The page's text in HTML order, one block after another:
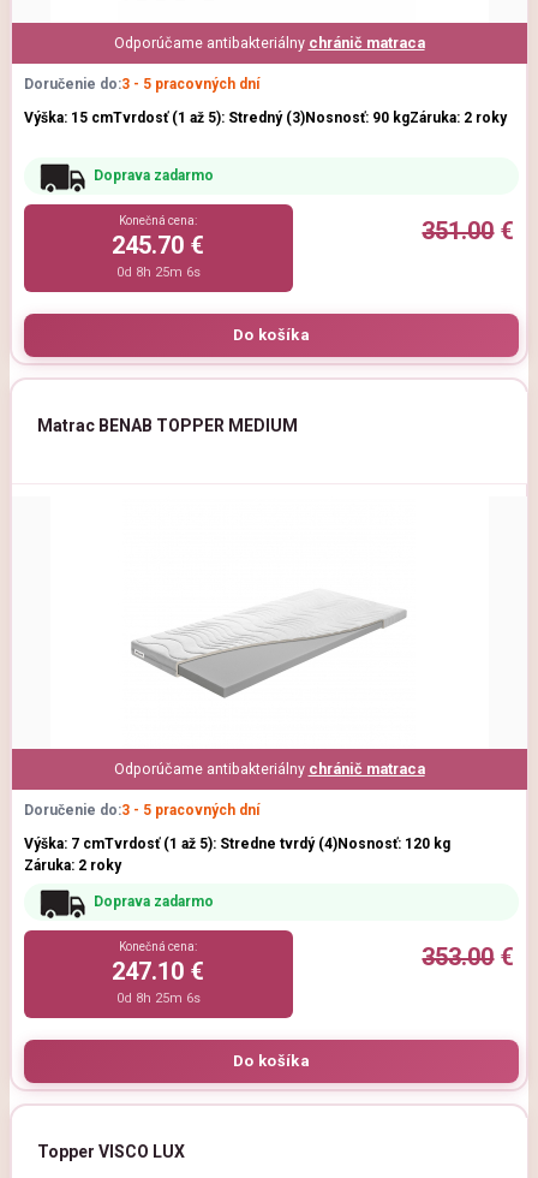
Odporúčame antibakteriálny chránič matraca
Doručenie do:3 - 5 pracovných dní
Výška: 15 cmTvrdosť (1 až 5): Stredný (3)Nosnosť: 90 kgZáruka: 2 roky
Doprava zadarmo
351.00€
Konečná cena:
245.70 €
0d 8h 25m 5s
Matrac BENAB TOPPER MEDIUM
Odporúčame antibakteriálny chránič matraca
Doručenie do:3 - 5 pracovných dní
Výška: 7 cmTvrdosť (1 až 5): Stredne tvrdý (4)Nosnosť: 120 kg
Záruka: 2 roky
Doprava zadarmo
353.00€
Konečná cena:
247.10 €
0d 8h 25m 5s
Topper VISCO LUX